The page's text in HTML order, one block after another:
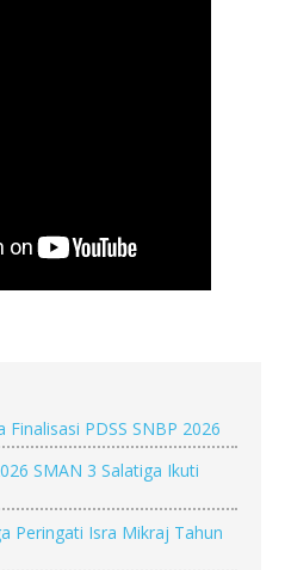
Finalisasi PDSS SNBP 2026
SMAN 3 Salatiga Ikuti
Peringati Isra Mikraj Tahun